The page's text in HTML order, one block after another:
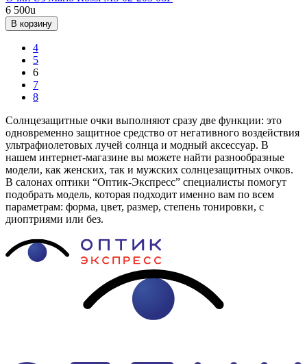
6 500u
В корзину
4
5
6
7
8
Солнцезащитные очки выполняют сразу две функции: это
одновременно защитное средство от негативного воздействия
ультрафиолетовых лучей солнца и модный аксессуар. В
нашем интернет-магазине вы можете найти разнообразные
модели, как женских, так и мужских солнцезащитных очков.
В салонах оптики “Оптик-Экспресс” специалисты помогут
подобрать модель, которая подходит именно вам по всем
параметрам: форма, цвет, размер, степень тонировки, с
диоптриями или без.